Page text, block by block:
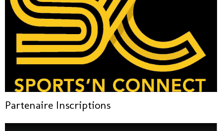
Partenaire Inscriptions